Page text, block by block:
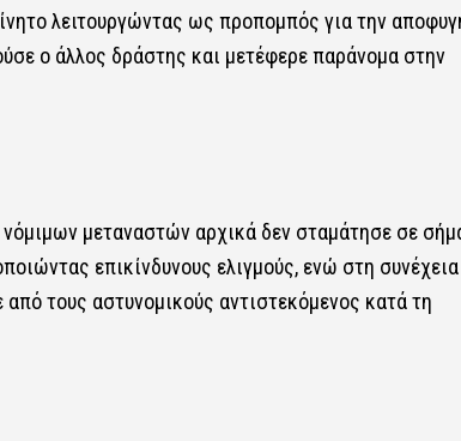
λειτουργώντας ως προπομπός για την
ο άλλος δράστης και μετέφερε παράνομα στην
μεταναστών αρχικά δεν σταμάτησε σε
επικίνδυνους ελιγμούς, ενώ στη συνέχεια
τους αστυνομικούς αντιστεκόμενος κατά τη